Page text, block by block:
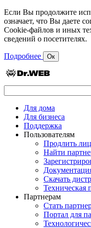
Если Вы продолжите
означает, что Вы даете
Cookie-файлов и иных
сведений о посетителях.
Подробнее Ок
Для дома
Для бизнеса
Поддержка
Пользователям
Продлить
Найти
Скачать
Техническая
Партнерам
Стать
Портал для